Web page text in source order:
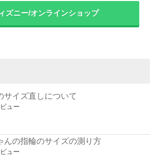
ズニー/オンラインショップ
サイズ直しについて
ュー
んの指輪のサイズの測り方
ュー